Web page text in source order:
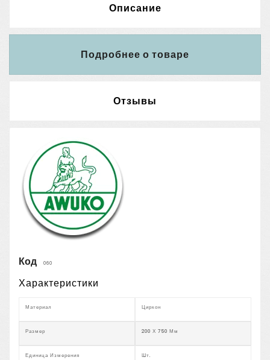
Описание
Подробнее о товаре
Отзывы
Код 060
Характеристики
Материал Циркон
Размер 200 Х 750 Мм
Единица Измерения Шт.